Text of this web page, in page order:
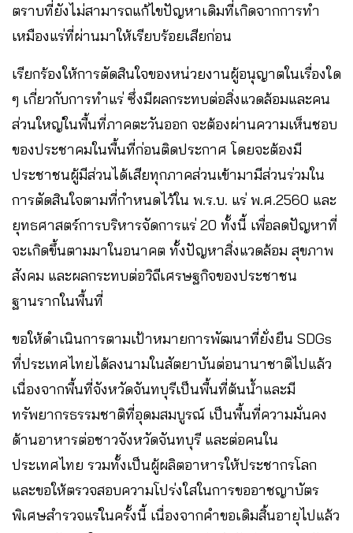
ตราบที่ยังไม่สามารถแก้ไขปัญหาเดิมที่เกิดจากการทำ
เหมืองแร่ที่ผ่านมาให้เรียบร้อยเสียก่อน
เรียกร้องให้การตัดสินใจของหน่วยงานผู้อนุญาตในเรื่องใด
ๆ เกี่ยวกับการทำแร่ ซึ่งมีผลกระทบต่อสิ่งแวดล้อมและคน
ส่วนใหญ่ในพื้นที่ภาคตะวันออก จะต้องผ่านความเห็นชอบ
ของประชาคมในพื้นที่ก่อนติดประกาศ โดยจะต้องมี
ประชาชนผู้มีส่วนได้เสียทุกภาคส่วนเข้ามามีส่วนร่วมใน
การตัดสินใจตามที่กำหนดไว้ใน พ.ร.บ. แร่ พ.ศ.2560 และ
ยุทธศาสตร์การบริหารจัดการแร่ 20 ทั้งนี้ เพื่อลดปัญหาที่
จะเกิดขึ้นตามมาในอนาคต ทั้งปัญหาสิ่งแวดล้อม สุขภาพ
สังคม และผลกระทบต่อวิถีเศรษฐกิจของประชาชน
ฐานรากในพื้นที่
ขอให้ดำเนินการตามเป้าหมายการพัฒนาที่ยั่งยืน SDGs
ที่ประเทศไทยได้ลงนามในสัตยาบันต่อนานาชาติไปแล้ว
เนื่องจากพื้นที่จังหวัดจันทบุรีเป็นพื้นที่ต้นน้ำและมี
ทรัพยากรธรรมชาติที่อุดมสมบูรณ์ เป็นพื้นที่ความมั่นคง
ด้านอาหารต่อชาวจังหวัดจันทบุรี และต่อคนใน
ประเทศไทย รวมทั้งเป็นผู้ผลิตอาหารให้ประชากรโลก
และขอให้ตรวจสอบความโปร่งใสในการขออาชญาบัตร
พิเศษสำรวจแร่ในครั้งนี้ เนื่องจากคำขอเดิมสิ้นอายุไปแล้ว